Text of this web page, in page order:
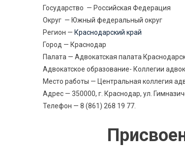
Государство — Российская Федерация
Округ — Южный федеральный округ
Регион — Краснодарский край
Город — Краснодар
Палата — Адвокатская палата
Адвокатское образование- Коллегии
Место работы — Центральная коллегия
Адрес — 350000, г. Краснодар, ул.
Телефон — 8 (861) 268 19 77.